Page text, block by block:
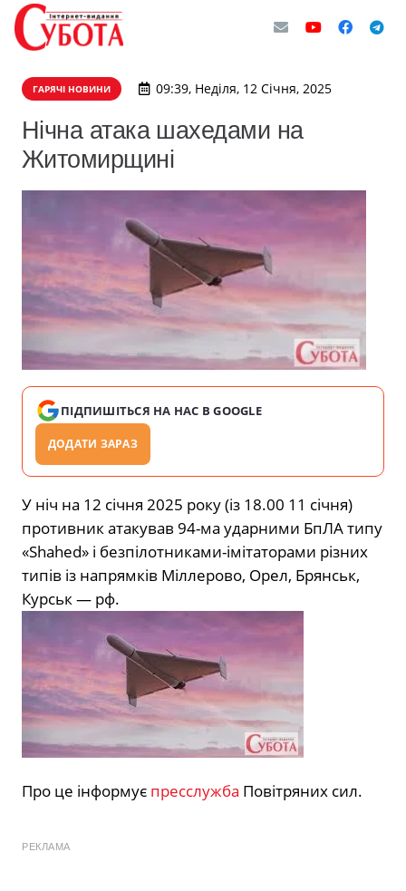
ГАРЯЧІ НОВИНИ 09:39, Неділя, 12 Січня, 2025
Нічна атака шахедами на
Житомирщині
ПІДПИШІТЬСЯ НА НАС В GOOGLE
ДОДАТИ ЗАРАЗ
У ніч на 12 січня 2025 року (із 18.00 11 січня)
противник атакував 94-ма ударними БпЛА типу
«Shahed» і безпілотниками-імітаторами різних
типів із напрямків Міллерово, Орел, Брянськ,
Курськ — рф.
Про це інформує пресслужба Повітряних сил.
РЕКЛАМА